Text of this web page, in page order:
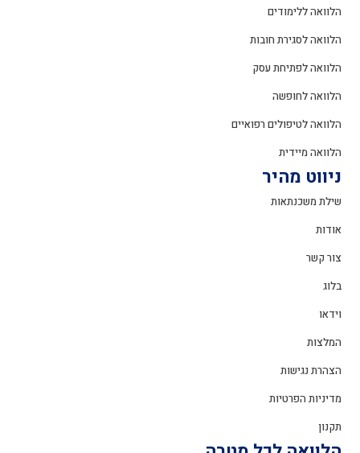
הלוואה ללימודים
הלוואה לסגירת חובות
הלוואה לפתיחת עסק
הלוואה לחופשה
הלוואה לטיפולים רפואיים
הלוואה מיידית
ניווט מהיר
שילת משכנתאות
אודות
צור קשר
בלוג
וידאו
המלצות
הצהרת נגישות
מדיניות הפרטיות
תקנון